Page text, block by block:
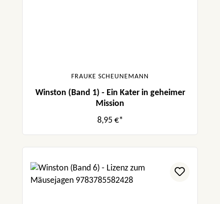
FRAUKE SCHEUNEMANN
Winston (Band 1) - Ein Kater in geheimer
Mission
8,95 €*